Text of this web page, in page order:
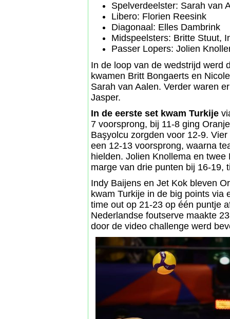
Spelverdeelster: Sarah van
Libero: Florien Reesink
Diagonaal: Elles Dambrink
Midspeelsters: Britte Stuut,
Passer Lopers: Jolien
In de loop van de wedstrijd werd
kwamen Britt Bongaerts en
Sarah van Aalen. Verder waren
Jasper.
In de eerste set kwam Turkije
7 voorsprong, bij 11-8 ging
Başyolcu zorgden voor 12-9.
een 12-13 voorsprong, waarna
hielden. Jolien Knollema en
marge van drie punten bij 16-19,
Indy Baijens en Jet Kok bleven
kwam Turkije in de big points via
time out op 21-23 op één puntje
Nederlandse foutserve maakte
door de video challenge werd